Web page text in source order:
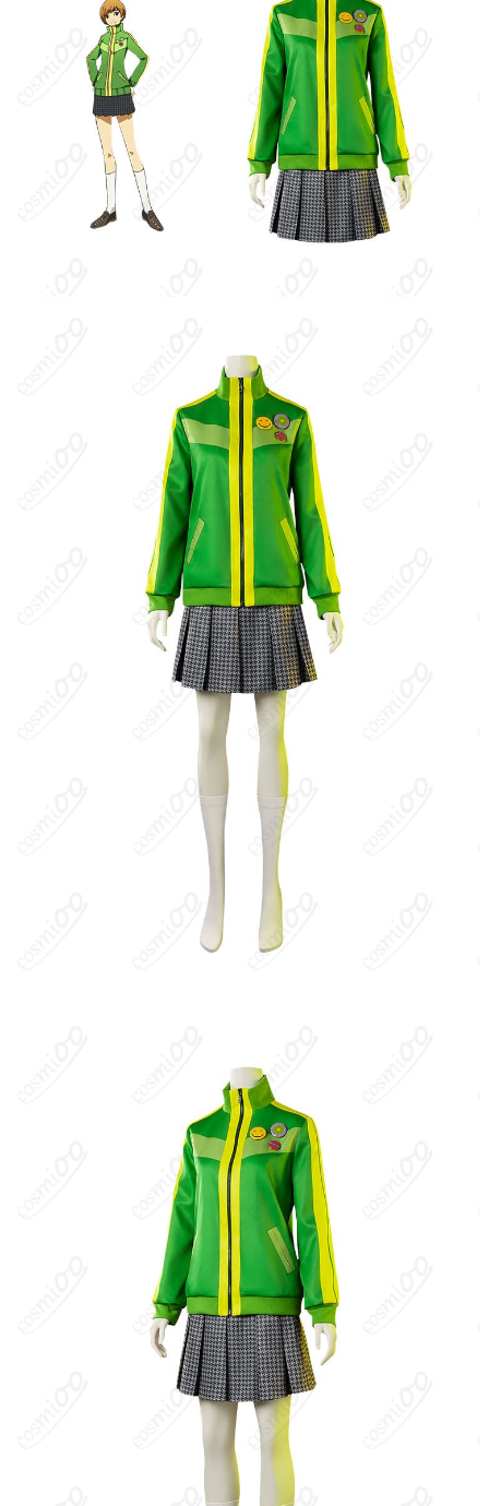
サイズ
XS、S、M、L、オーダーメイド
発送予定
加工に7～15営業日、配送に5～7営業日（※
土日祝除く）、合計で12～22営業日程度で
支払い方法
クレジットカード（VISA、Master、JCB、
Discover、AMERICAN EXPRESS）、
PayPal、銀行振込
コスプレイベント、写真撮影、舞台、公
新品未使用
手洗い推奨、漂白不可
アトラスのRPG『ペルソナ4』の主要キャラクター。稲羽市にある
八十神高校の2年生で、明朗快活なボーイッシュ女子。格闘技と肉
が大好き。親友・天城雪子の事件を機に特別捜査隊の一員として
連続怪異事件の真相を追う。アルカナは戦車（Chariot）。初期ペ
ルソナは「トモエ」、進化後は「スズカゴンゲン」。
：八十神高校の女子夏制服。白基調の半袖トッ
プスに、胸元の黄色いスカーフタイ（リボン）を結ぶのが特徴。
グレー系チェックのプリーツスカート、黒ハイソックス、ローフ
ァーを合わせる通学スタイル。冬服の黒系長袖セーラーに対し、
夏服は軽やかな配色・半袖で涼しげな印象。シーンによって校章
バッジやスカーフ留めの意匠が見られる。